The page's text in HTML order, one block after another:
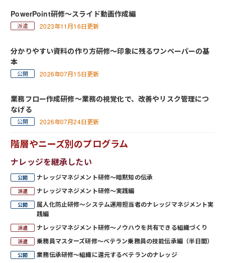
PowerPoint研修～スライド動画作成編
2023年11月16日更新
分かりやすい資料の作り方研修～印象に残るワンペーパーの基
本
2026年07月15日更新
業務フロー作成研修～業務の視覚化で、改善やリスク管理につ
なげる
2026年07月24日更新
階層やニーズ別のプログラム
ナレッジを継承したい
ナレッジマネジメント研修～暗黙知の伝承
ナレッジマネジメント研修～実践編
属人化防止研修～システム運用担当者のナレッジマネジメント実
践編
ナレッジマネジメント研修～ノウハウを共有できる組織づくり
乗務員マスターズ研修～ベテラン乗務員の技能伝承編（半日間）
業務伝承研修～組織に還元するベテランのナレッジ